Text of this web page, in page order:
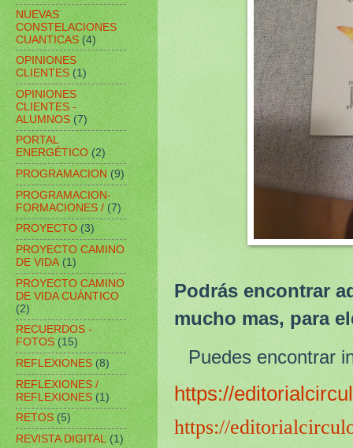
Podrás encontrar
mucho mas, para
Puedes encontrar
https://
https://
NUEVAS
CONSTELACIONES
CUANTICAS (4)
OPINIONES
CLIENTES (1)
OPINIONES
CLIENTES -
ALUMNOS (7)
PORTAL
ENERGÉTICO (2)
PROGRAMACION (9)
PROGRAMACION-
FORMACIONES / (7)
PROYECTO (3)
PROYECTO CAMINO
DE VIDA (1)
PROYECTO CAMINO
DE VIDA CUÁNTICO
(2)
RECUERDOS -
FOTOS (15)
REFLEXIONES (8)
REFLEXIONES /
REFLEXIONES (1)
RETOS (5)
REVISTA DIGITAL (1)